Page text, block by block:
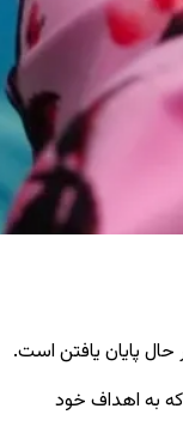
پایان یافتن است.
به اهداف خود